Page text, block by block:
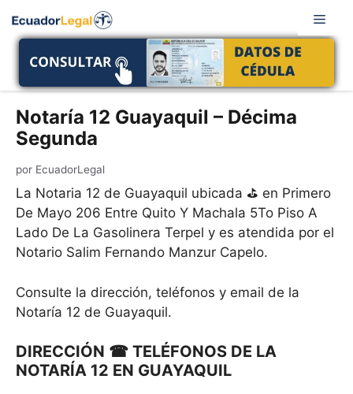
Notaría 12 Guayaquil – Décima
Segunda
por EcuadorLegal
La Notaria 12 de Guayaquil ubicada ⛳ en Primero
De Mayo 206 Entre Quito Y Machala 5To Piso A
Lado De La Gasolinera Terpel y es atendida por el
Notario Salim Fernando Manzur Capelo.
Consulte la dirección, teléfonos y email de la
Notaría 12 de Guayaquil.
DIRECCIÓN ☎ TELÉFONOS DE LA
NOTARÍA 12 EN GUAYAQUIL